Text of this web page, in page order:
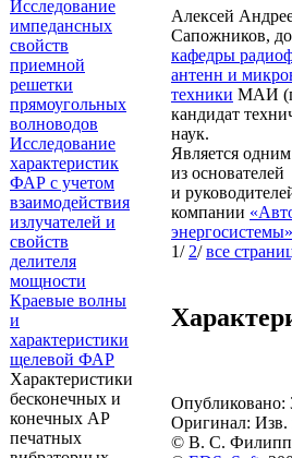
Исследование
импедансных
свойств
приемной
решетки
прямоугольных
волноводов
Исследование
характеристик
ФАР с учетом
взаимодействия
излучателей и
свойств
делителя
мощности
Краевые волны
и
характеристики
щелевой ФАР
Характеристики
бесконечных и
конечных АР
печатных
Алексей
Сапожников,
кафедры
антенн и
техники МАИ
кандидат
наук.
Является одним
из основателей
и
компании
энергосистемы»
1/ 2/все
Опубликовано:
Оригинал:
© В. С.